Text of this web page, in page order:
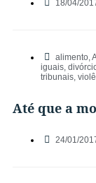
18/04/
alimento,
iguais,
tribunais,
Até que a
24/01/